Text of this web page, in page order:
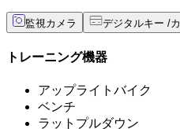
監視カメラ デジタルキー /
トレーニング機器
アップライトバイク
ベンチ
ラットプルダウン